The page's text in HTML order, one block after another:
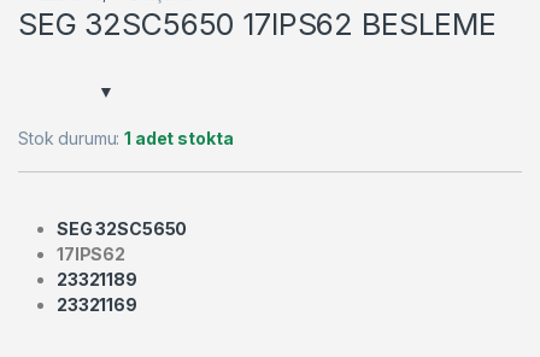
SEG 32SC5650 17IPS62 BESLEME
Stok durumu:1 adet stokta
SEG 32SC5650
17IPS62
23321189
23321169